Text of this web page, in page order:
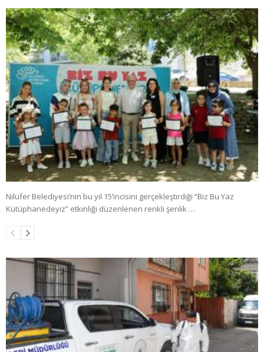
Nilüfer Belediyesi’nin bu yıl 15’incisini gerçekleştirdiği “Biz Bu Yaz
Kütüphanedeyiz” etkinliği düzenlenen renkli şenlik …